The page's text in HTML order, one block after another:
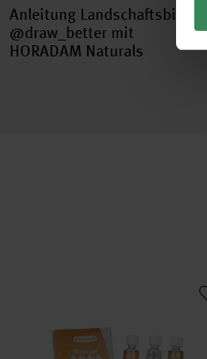
Anleitung Landschaftsbild
@draw_better mit
HORADAM Naturals